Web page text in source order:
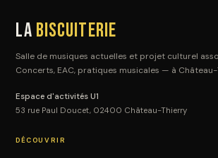
La Biscuiterie
Salle de musiques actuelles et projet culturel
Concerts, EAC, pratiques musicales — à
Espace d'activités U1
53 rue Paul Doucet, 02400 Château-Thierry
DÉCOUVRIR